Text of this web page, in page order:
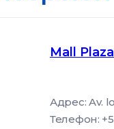
Mall
Адрес: Av.
Телефон: